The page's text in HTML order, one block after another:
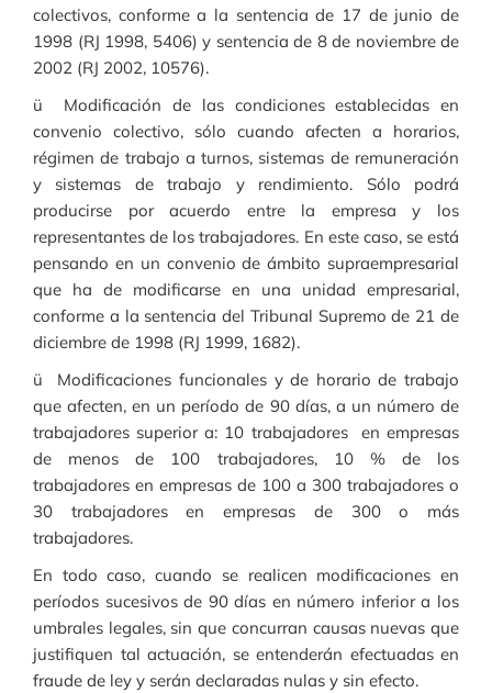
colectivos, conforme a la sentencia de 17 de junio de
1998 (RJ 1998, 5406) y sentencia de 8 de noviembre de
2002 (RJ 2002, 10576).
ü Modificación de las condiciones establecidas en
convenio colectivo, sólo cuando afecten a horarios,
régimen de trabajo a turnos, sistemas de remuneración
y sistemas de trabajo y rendimiento. Sólo podrá
producirse por acuerdo entre la empresa y los
representantes de los trabajadores. En este caso, se está
pensando en un convenio de ámbito supraempresarial
que ha de modificarse en una unidad empresarial,
conforme a la sentencia del Tribunal Supremo de 21 de
diciembre de 1998 (RJ 1999, 1682).
ü Modificaciones funcionales y de horario de trabajo
que afecten, en un período de 90 días, a un número de
trabajadores superior a: 10 trabajadores en empresas
de menos de 100 trabajadores, 10 % de los
trabajadores en empresas de 100 a 300 trabajadores o
30 trabajadores en empresas de 300 o más
trabajadores.
En todo caso, cuando se realicen modificaciones en
períodos sucesivos de 90 días en número inferior a los
umbrales legales, sin que concurran causas nuevas que
justifiquen tal actuación, se entenderán efectuadas en
fraude de ley y serán declaradas nulas y sin efecto.